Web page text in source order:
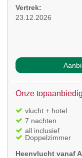
Vertrek:
23.12.2026
Onze
vlucht + hotel
7 nachten
all inclusief
Doppelzimmer
Heenvlucht vanaf